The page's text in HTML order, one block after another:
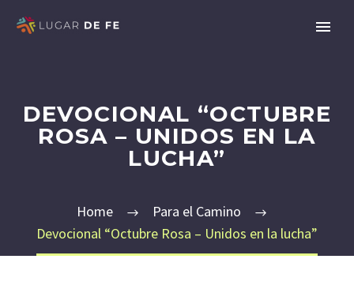
DEVOCIONAL “OCTUBRE
ROSA – UNIDOS EN LA
LUCHA”
Home
Para el Camino
Devocional “Octubre Rosa – Unidos en la lucha”